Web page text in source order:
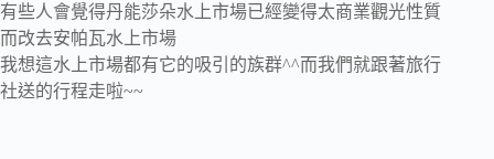
有些人會覺得丹能莎朵水上市場已經變得太商業觀光性質
而改去安帕瓦水上市場
我想這水上市場都有它的吸引的族群^^而我們就跟著旅行
社送的行程走啦~~